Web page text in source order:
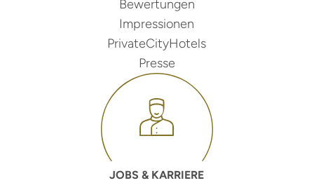
Bewertungen
Impressionen
PrivateCityHotels
Presse
JOBS & KARRIERE